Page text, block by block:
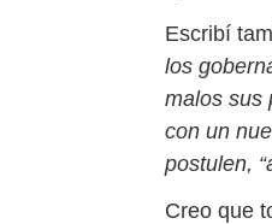
Escribí
los
malos sus
con un
postulen,
Creo que